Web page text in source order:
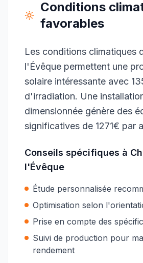
Conditions
favorables
Les conditions climatiques
l'Évêque permettent une
solaire intéressante avec
d'irradiation. Une
dimensionnée génère des
significatives de 1271€ par
Conseils spécifiques à
l'Évêque
Étude personnalisée
Optimisation selon
Prise en compte des
Suivi de production pour
rendement